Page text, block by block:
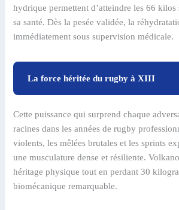
hydrique permettent d’atteindre les 66 kilos
sa santé. Dès la pesée validée, la
immédiatement sous supervision médicale.
La force héritée du rugby à XIII
Cette puissance qui surprend chaque
racines dans les années de rugby
violents, les mêlées brutales et les sprints
une musculature dense et résiliente.
héritage physique tout en perdant 30
biomécanique remarquable.